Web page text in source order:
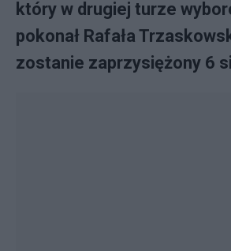
który w drugiej turze
pokonał Rafała
zostanie zaprzysiężony 6